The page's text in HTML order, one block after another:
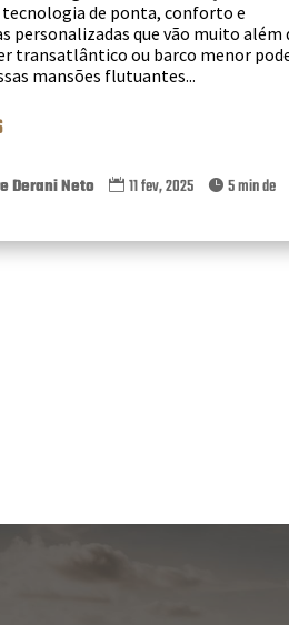
de ponta, conforto e
personalizadas que vão muito além
transatlântico ou barco menor
mansões flutuantes...
Derani Neto  11 fev, 2025  5 min de